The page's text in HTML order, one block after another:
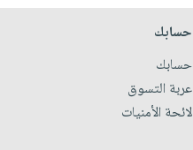
حسابك
حسابك
عربة التسوق
لائحة الأمنيات